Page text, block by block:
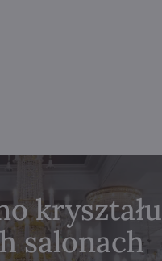
kryształu
salonach